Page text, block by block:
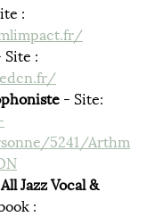
:
:
- Site:
5241/Arthm
Jazz Vocal &
: